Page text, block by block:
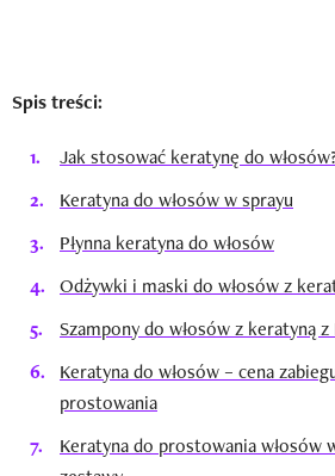
Spis treści:
Jak stosować keratynę do
Keratyna do włosów w sprayu
Płynna keratyna do włosów
Odżywki i maski do włosów z
Szampony do włosów z keratyną z
Keratyna do włosów – cena
prostowania
Keratyna do prostowania włosów